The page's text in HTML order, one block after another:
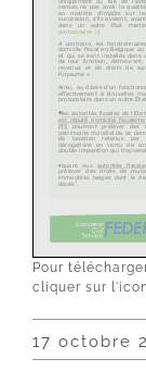
Pour
cliquer sur
17 octobre